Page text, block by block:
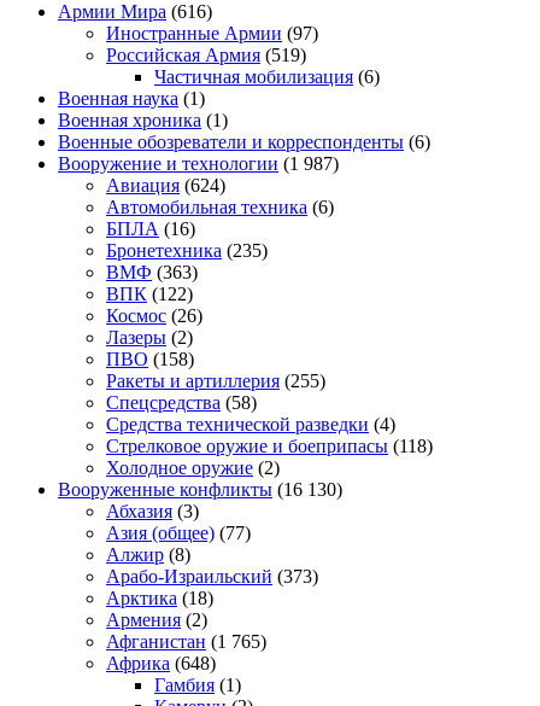
Армии Мира (616)
Иностранные Армии (97)
Российская Армия (519)
Частичная мобилизация (6)
Военная наука (1)
Военная хроника (1)
Военные обозреватели и корреспонденты (6)
Вооружение и технологии (1 987)
Авиация (624)
Автомобильная техника (6)
БПЛА (16)
Бронетехника (235)
ВМФ (363)
ВПК (122)
Космос (26)
Лазеры (2)
ПВО (158)
Ракеты и артиллерия (255)
Спецсредства (58)
Средства технической разведки (4)
Стрелковое оружие и боеприпасы (118)
Холодное оружие (2)
Вооруженные конфликты (16 130)
Абхазия (3)
Азия (общее) (77)
Алжир (8)
Арабо-Израильский (373)
Арктика (18)
Армения (2)
Афганистан (1 765)
Африка (648)
Гамбия (1)